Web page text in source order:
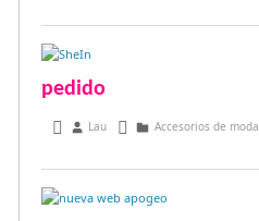
pedido
enero 10, 2016
Lau Accesorios de moda